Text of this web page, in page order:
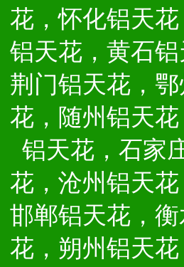
花，怀化铝天
铝天花，黄石
荆门铝天花，
花，随州铝天
铝天花，石家
花，沧州铝天
邯郸铝天花，
花，朔州铝天